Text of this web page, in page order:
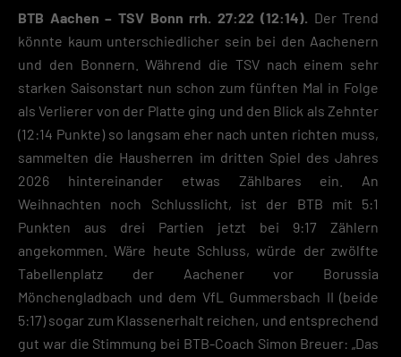
BTB Aachen – TSV Bonn rrh. 27:22 (12:14). Der Trend
könnte kaum unterschiedlicher sein bei den Aachenern
und den Bonnern. Während die TSV nach einem sehr
starken Saisonstart nun schon zum fünften Mal in Folge
als Verlierer von der Platte ging und den Blick als Zehnter
(12:14 Punkte) so langsam eher nach unten richten muss,
sammelten die Hausherren im dritten Spiel des Jahres
2026 hintereinander etwas Zählbares ein. An
Weihnachten noch Schlusslicht, ist der BTB mit 5:1
Punkten aus drei Partien jetzt bei 9:17 Zählern
angekommen. Wäre heute Schluss, würde der zwölfte
Tabellenplatz der Aachener vor Borussia
Mönchengladbach und dem VfL Gummersbach II (beide
5:17) sogar zum Klassenerhalt reichen, und entsprechend
gut war die Stimmung bei BTB-Coach Simon Breuer: „Das